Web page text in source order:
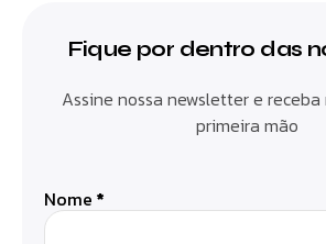
Fique por dentro das
Assine nossa newsletter e
primeira mão
Nome *